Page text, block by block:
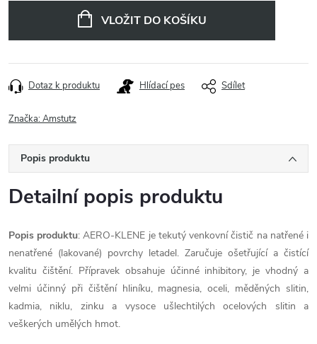
VLOŽIT DO KOŠÍKU
Dotaz k produktu Hlídací pes Sdílet
Značka:Amstutz
Popis produktu
Detailní popis produktu
Popis produktu: AERO-KLENE je tekutý venkovní čistič na natřené i
nenatřené (lakované) povrchy letadel. Zaručuje ošetřující a čistící
kvalitu čištění. Přípravek obsahuje účinné inhibitory, je vhodný a
velmi účinný při čištění hliníku, magnesia, oceli, měděných slitin,
kadmia, niklu, zinku a vysoce ušlechtilých ocelových slitin a
veškerých umělých hmot.